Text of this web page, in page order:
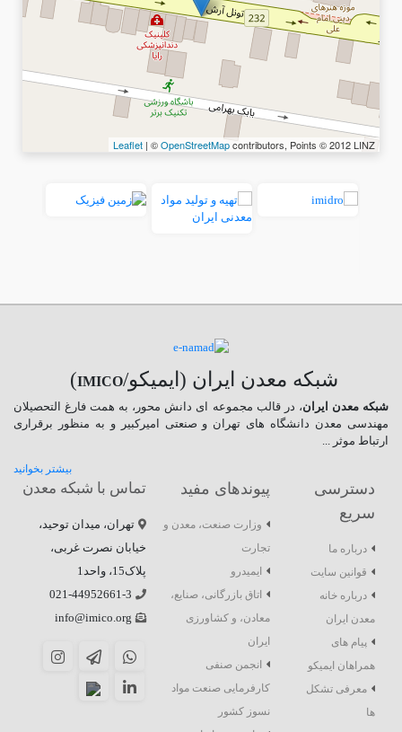
Leaflet | ©OpenStreetMapcontributors, Points © 2012 LINZ
شبکه معدن ایران (ایمیکو/IMICO
)
شبکه معدن ایران، در قالب مجموعه ای دانش محور، به همت فارغ­ التحصیلان
مهندسی معدن دانشگاه ­های تهران و صنعتی امیرکبیر و به منظور برقراری
ارتباط موثر ...
بیشتر بخوانید
دسترسی
سریع
درباره ما
قوانین سایت
درباره خانه
معدن ایران
پیام های
همراهان ایمیکو
معرفی تشکل
ها
پیوندهای مفید
وزارت صنعت، معدن و
تجارت
ایمیدرو
اتاق بازرگانی، صنایع،
معادن، و کشاورزی
ایران
انجمن صنفی
کارفرمایی صنعت مواد
نسوز کشور
تماس با شبکه معدن
تهران، میدان توحید،
خیابان نصرت غربی،
پلاک15، واحد1
021-44952661-3
info@imico.org